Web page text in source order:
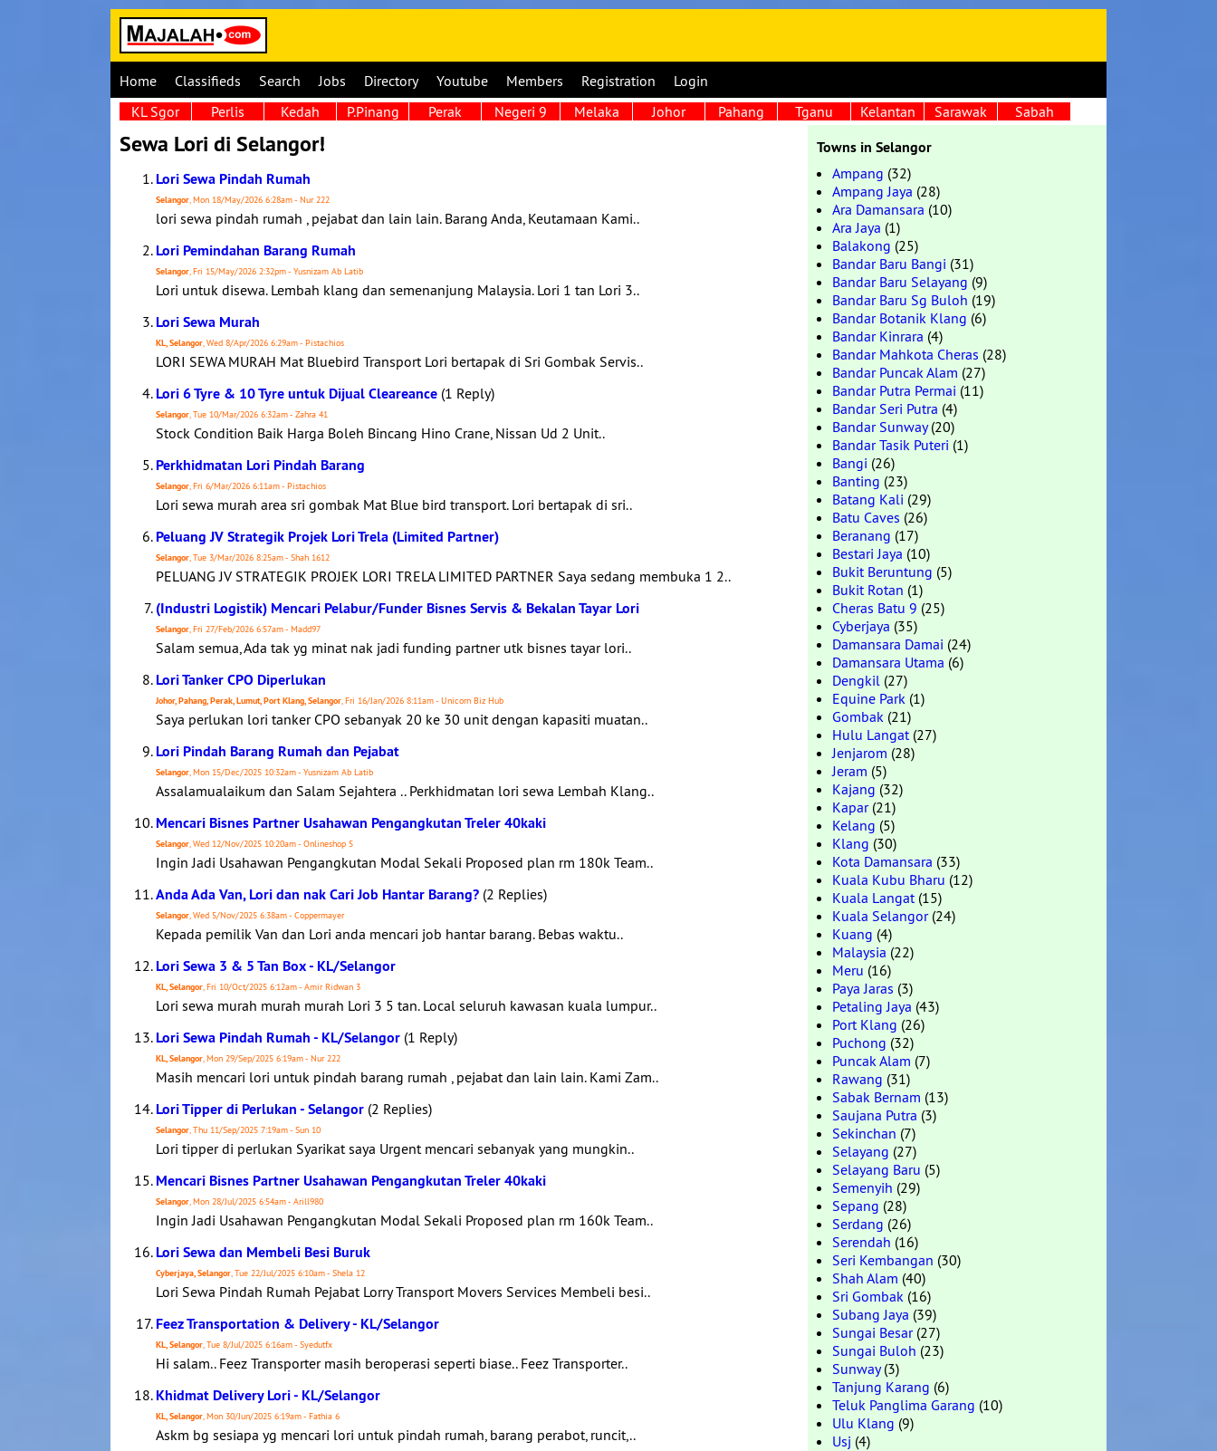
Home Classifieds Search Jobs Directory Youtube Members Registration
Login
KL Sgor
Perlis Kedah P.Pinang Perak Negeri 9 Melaka Johor Pahang Tganu Kelantan Sarawak Sabah
Sewa Lori di Selangor!
Lori Sewa Pindah Rumah
Selangor, Mon 18/May/2026 6:28am - Nur 222
lori sewa pindah rumah , pejabat dan lain lain. Barang Anda, Keutamaan Kami..
Lori Pemindahan Barang Rumah
Selangor, Fri 15/May/2026 2:32pm - Yusnizam Ab Latib
Lori untuk disewa. Lembah klang dan semenanjung Malaysia. Lori 1 tan Lori 3..
Lori Sewa Murah
KL, Selangor, Wed 8/Apr/2026 6:29am - Pistachios
LORI SEWA MURAH Mat Bluebird Transport Lori bertapak di Sri Gombak Servis..
Lori 6 Tyre & 10 Tyre untuk Dijual Cleareance (1 Reply)
Selangor, Tue 10/Mar/2026 6:32am - Zahra 41
Stock Condition Baik Harga Boleh Bincang Hino Crane, Nissan Ud 2 Unit..
Perkhidmatan Lori Pindah Barang
Selangor, Fri 6/Mar/2026 6:11am - Pistachios
Lori sewa murah area sri gombak Mat Blue bird transport. Lori bertapak di sri..
Peluang JV Strategik Projek Lori Trela (Limited Partner)
Selangor, Tue 3/Mar/2026 8:25am - Shah 1612
PELUANG JV STRATEGIK PROJEK LORI TRELA LIMITED PARTNER Saya sedang membuka 1 2..
(Industri Logistik) Mencari Pelabur/Funder Bisnes Servis & Bekalan Tayar Lori
Selangor, Fri 27/Feb/2026 6:57am - Madd97
Salam semua, Ada tak yg minat nak jadi funding partner utk bisnes tayar lori..
Lori Tanker CPO Diperlukan
Johor, Pahang, Perak, Lumut, Port Klang, Selangor, Fri 16/Jan/2026 8:11am - Unicorn Biz Hub
Saya perlukan lori tanker CPO sebanyak 20 ke 30 unit dengan kapasiti muatan..
Lori Pindah Barang Rumah dan Pejabat
Selangor, Mon 15/Dec/2025 10:32am - Yusnizam Ab Latib
Assalamualaikum dan Salam Sejahtera .. Perkhidmatan lori sewa Lembah Klang..
Mencari Bisnes Partner Usahawan Pengangkutan Treler 40kaki
Selangor, Wed 12/Nov/2025 10:20am - Onlineshop 5
Ingin Jadi Usahawan Pengangkutan Modal Sekali Proposed plan rm 180k Team..
Anda Ada Van, Lori dan nak Cari Job Hantar Barang? (2 Replies)
Selangor, Wed 5/Nov/2025 6:38am - Coppermayer
Kepada pemilik Van dan Lori anda mencari job hantar barang. Bebas waktu..
Lori Sewa 3 & 5 Tan Box - KL/Selangor
KL, Selangor, Fri 10/Oct/2025 6:12am - Amir Ridwan 3
Lori sewa murah murah murah Lori 3 5 tan. Local seluruh kawasan kuala lumpur..
Lori Sewa Pindah Rumah - KL/Selangor (1 Reply)
KL, Selangor, Mon 29/Sep/2025 6:19am - Nur 222
Masih mencari lori untuk pindah barang rumah , pejabat dan lain lain. Kami Zam..
Lori Tipper di Perlukan - Selangor (2 Replies)
Selangor, Thu 11/Sep/2025 7:19am - Sun 10
Lori tipper di perlukan Syarikat saya Urgent mencari sebanyak yang mungkin..
Mencari Bisnes Partner Usahawan Pengangkutan Treler 40kaki
Selangor, Mon 28/Jul/2025 6:54am - Arill980
Ingin Jadi Usahawan Pengangkutan Modal Sekali Proposed plan rm 160k Team..
Lori Sewa dan Membeli Besi Buruk
Cyberjaya, Selangor, Tue 22/Jul/2025 6:10am - Shela 12
Lori Sewa Pindah Rumah Pejabat Lorry Transport Movers Services Membeli besi..
Feez Transportation & Delivery - KL/Selangor
KL, Selangor, Tue 8/Jul/2025 6:16am - Syedutfx
Hi salam.. Feez Transporter masih beroperasi seperti biase.. Feez Transporter..
Khidmat Delivery Lori - KL/Selangor
KL, Selangor, Mon 30/Jun/2025 6:19am - Fathia 6
Askm bg sesiapa yg mencari lori untuk pindah rumah, barang perabot, runcit,..
Towns in Selangor
Ampang (32)
Ampang Jaya (28)
Ara Damansara (10)
Ara Jaya (1)
Balakong (25)
Bandar Baru Bangi (31)
Bandar Baru Selayang (9)
Bandar Baru Sg Buloh (19)
Bandar Botanik Klang (6)
Bandar Kinrara (4)
Bandar Mahkota Cheras (28)
Bandar Puncak Alam (27)
Bandar Putra Permai (11)
Bandar Seri Putra (4)
Bandar Sunway(20)
Bandar Tasik Puteri (1)
Bangi (26)
Banting (23)
Batang Kali (29)
Batu Caves (26)
Beranang (17)
Bestari Jaya (10)
Bukit Beruntung (5)
Bukit Rotan (1)
Cheras Batu 9 (25)
Cyberjaya (35)
Damansara Damai (24)
Damansara Utama (6)
Dengkil (27)
Equine Park (1)
Gombak (21)
Hulu Langat(27)
Jenjarom (28)
Jeram (5)
Kajang (32)
Kapar(21)
Kelang (5)
Klang (30)
Kota Damansara (33)
Kuala Kubu Bharu (12)
Kuala Langat(15)
Kuala Selangor(24)
Kuang (4)
Malaysia (22)
Meru (16)
Paya Jaras (3)
Petaling Jaya (43)
Port Klang (26)
Puchong (32)
Puncak Alam (7)
Rawang (31)
Sabak Bernam (13)
Saujana Putra (3)
Sekinchan (7)
Selayang (27)
Selayang Baru (5)
Semenyih (29)
Sepang (28)
Serdang (26)
Serendah (16)
Seri Kembangan (30)
Shah Alam (40)
Sri Gombak (16)
Subang Jaya (39)
Sungai Besar(27)
Sungai Buloh (23)
Sunway(3)
Tanjung Karang (6)
Teluk Panglima Garang (10)
Ulu Klang (9)
Usj (4)